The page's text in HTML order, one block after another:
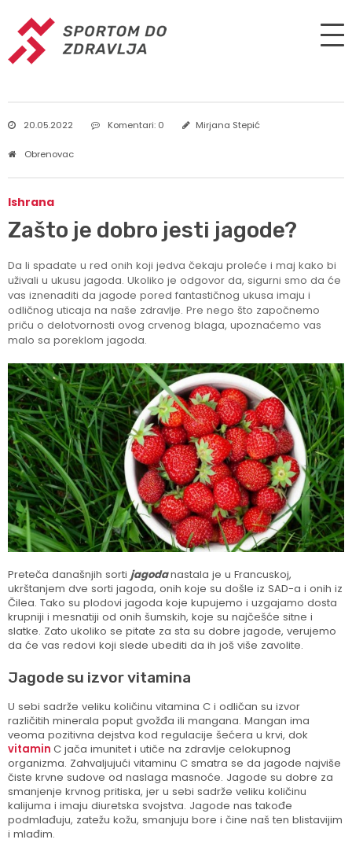
20.05.2022 Komentari: 0 Mirjana Stepić
Obrenovac
Ishrana
Zašto je dobro jesti jagode?
Da li spadate u red onih koji jedva čekaju proleće i maj kako bi
uživali u ukusu jagoda. Ukoliko je odgovor da, sigurni smo da će
vas iznenaditi da jagode pored fantastičnog ukusa imaju i
odličnog uticaja na naše zdravlje. Pre nego što započnemo
priču o delotvornosti ovog crvenog blaga, upoznaćemo vas
malo sa poreklom jagoda.
Preteča današnjih sorti jagodanastala je u Francuskoj,
ukrštanjem dve sorti jagoda, onih koje su došle iz SAD-a i onih iz
Čilea. Tako su plodovi jagoda koje kupujemo i uzgajamo dosta
krupniji i mesnatiji od onih šumskih, koje su najčešće sitne i
slatke. Zato ukoliko se pitate za sta su dobre jagode, verujemo
da će vas redovi koji slede ubediti da ih još više zavolite.
Jagode su izvor vitamina
U sebi sadrže veliku količinu vitamina C i odličan su izvor
različitih minerala poput gvožđa ili mangana. Mangan ima
veoma pozitivna dejstva kod regulacije šećera u krvi, dok
vitamin C jača imunitet i utiče na zdravlje celokupnog
organizma. Zahvaljujući vitaminu C smatra se da jagode najviše
čiste krvne sudove od naslaga masnoće. Jagode su dobre za
smanjenje krvnog pritiska, jer u sebi sadrže veliku količinu
kalijuma i imaju diuretska svojstva. Jagode nas takođe
podmlađuju, zatežu kožu, smanjuju bore i čine naš ten blistavijim
i mlađim.